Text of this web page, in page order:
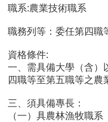
常
用
單
各
專
區
職系:農業技術職系
職務列等：委任第四職
資格條件:
一、需具備大學（含）
四職等至第五職等之農
三、須具備專長：
（一）具農林漁牧職